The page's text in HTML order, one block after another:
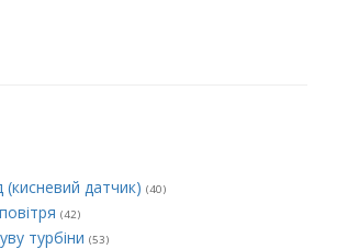
датчик) (40)
(42)
турбіни (53)